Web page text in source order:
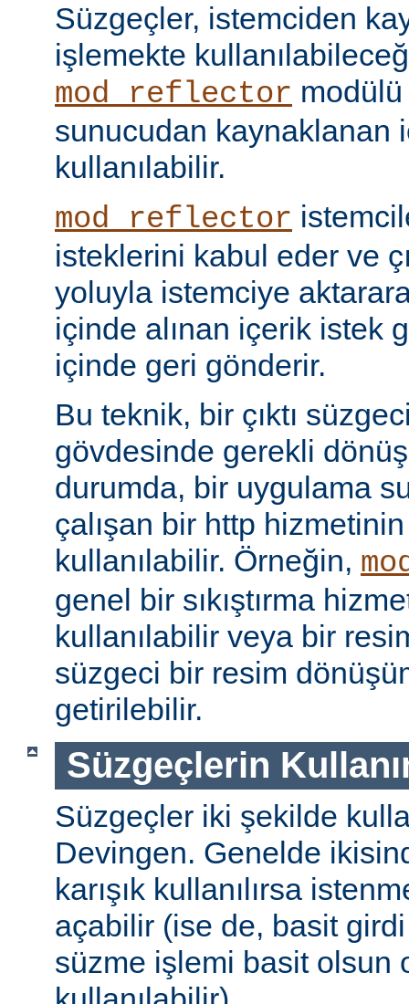
Süzgeçler, istemciden
işlemekte
mod_reflector modülü
sunucudan kaynaklanan
kullanılabilir.
mod_reflector
isteklerini kabul eder ve
yoluyla istemciye
içinde alınan içerik istek
içinde geri gönderir.
Bu teknik, bir çıktı
gövdesinde gerekli
durumda, bir uygulama
çalışan bir http
kullanılabilir. Örneğin,
genel bir sıkıştırma
kullanılabilir veya bir
süzgeci bir resim
getirilebilir.
Süzgeçlerin
Süzgeçler iki şekilde
Devingen. Genelde
karışık kullanılırsa
açabilir (ise de, basit girdi
süzme işlemi basit olsun